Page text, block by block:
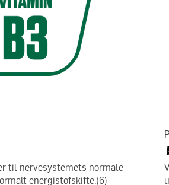
til nervesystemets normale
energistofskifte.(6)